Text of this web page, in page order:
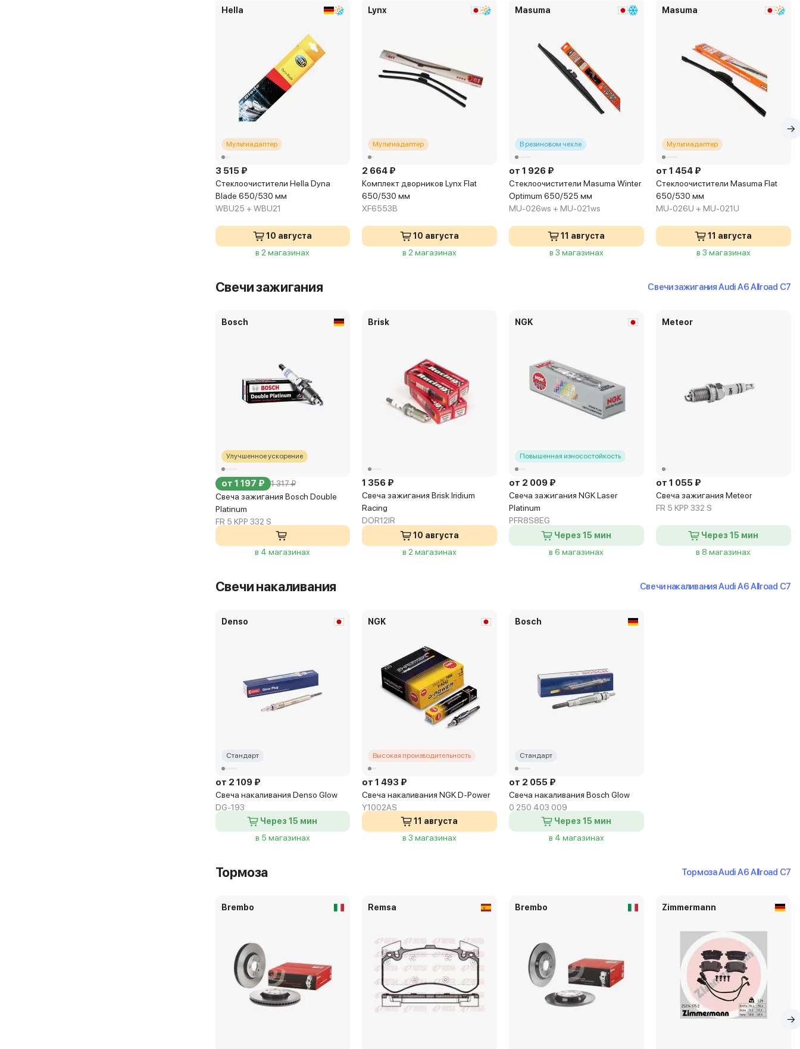
Hella
Мультиадаптер
3 515 ₽
Стеклоочистители Hella Dyna
Blade 650/530 мм
WBU25 + WBU21
10 августа
в 2 магазинах
Lynx
Мультиадаптер
2 664 ₽
Комплект дворников Lynx Flat
650/530 мм
XF6553B
10 августа
в 2 магазинах
Masuma
В резиновом чехле
от 1 926 ₽
Стеклоочистители Masuma Winter
Optimum 650/525 мм
MU-026ws + MU-021ws
11 августа
в 3 магазинах
Masuma
Мультиадаптер
от 1 454 ₽
Стеклоочистители Masuma Flat
650/530 мм
MU-026U + MU-021U
11 августа
в 3 магазинах
Свечи зажигания Свечи зажигания Audi A6 Allroad C7
Bosch
Улучшенное ускорение
от 1 197 ₽ 1 317 ₽
Свеча зажигания Bosch Double
Platinum
FR 5 KPP 332 S
в 4 магазинах
Brisk
1 356 ₽
Свеча зажигания Brisk Iridium
Racing
DOR12IR
10 августа
в 2 магазинах
NGK
Повышенная износостойкость
от 2 009 ₽
Свеча зажигания NGK Laser
Platinum
PFR8S8EG
Через 15 мин
в 6 магазинах
Meteor
от 1 055 ₽
Свеча зажигания Meteor
FR 5 KPP 332 S
Через 15 мин
в 8 магазинах
Свечи накаливания Свечи накаливания Audi A6 Allroad C7
Denso
Стандарт
от 2 109 ₽
Свеча накаливания Denso Glow
DG-193
Через 15 мин
в 5 магазинах
NGK
Высокая производительность
от 1 493 ₽
Свеча накаливания NGK D-Power
Y1002AS
11 августа
в 3 магазинах
Bosch
Стандарт
от 2 055 ₽
Свеча накаливания Bosch Glow
0 250 403 009
Через 15 мин
в 4 магазинах
Тормоза Тормоза Audi A6 Allroad C7
Brembo Remsa Brembo Zimmermann